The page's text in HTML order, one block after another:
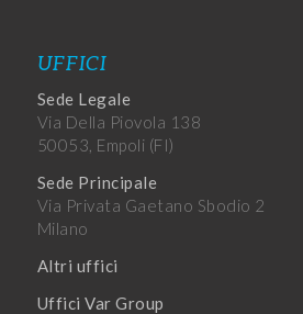
UFFICI
Sede Legale
Via Della Piovola 138
50053, Empoli (FI)
Sede Principale
Via Privata Gaetano Sbodio 2
Milano
Altri uffici
Uffici Var Group